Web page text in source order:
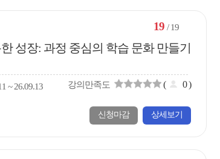
성장: 과정 중심의 학습 문화 만들기
~ 26.09.13 강의만족도 ( 0)
19 / 19
신청마감 상세보기